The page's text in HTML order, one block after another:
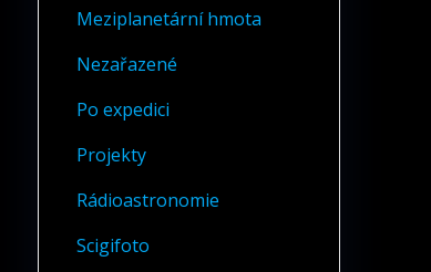
Meziplanetární hmota
Nezařazené
Po expedici
Projekty
Rádioastronomie
Scigifoto